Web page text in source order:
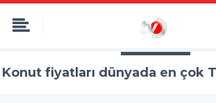
Konut fiyatları dünyada en çok